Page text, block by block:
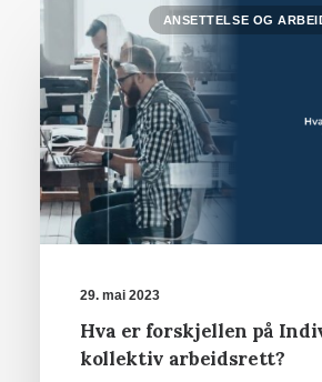
ANSETTELSE OG
29. mai 2023
Hva er forskjellen på
kollektiv arbeidsrett?